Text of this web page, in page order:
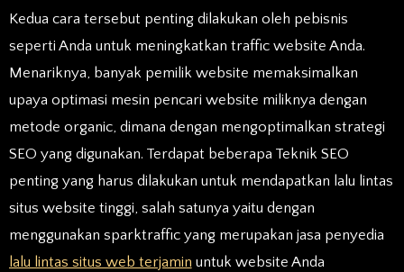
Kedua cara tersebut penting dilakukan oleh pebisnis
seperti Anda untuk meningkatkan traffic website Anda.
Menariknya, banyak pemilik website memaksimalkan
upaya optimasi mesin pencari website miliknya dengan
metode organic, dimana dengan mengoptimalkan strategi
SEO yang digunakan. Terdapat beberapa Teknik SEO
penting yang harus dilakukan untuk mendapatkan lalu lintas
situs website tinggi, salah satunya yaitu dengan
menggunakan sparktraffic yang merupakan jasa penyedia
lalu lintas situs web terjamin untuk website Anda